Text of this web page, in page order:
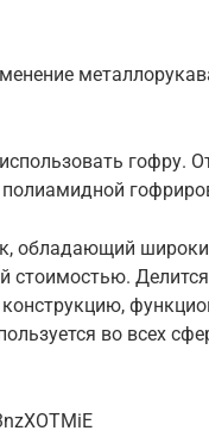
гофру.
обладающий
во всех